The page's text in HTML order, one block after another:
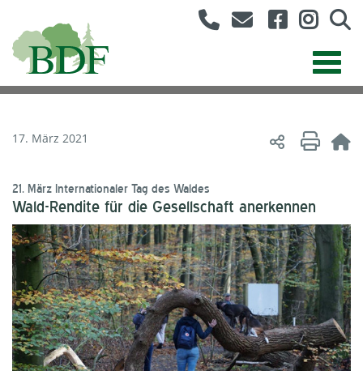
17. März 2021
21. März Internationaler Tag des Waldes
Wald-Rendite für die Gesellschaft anerkennen